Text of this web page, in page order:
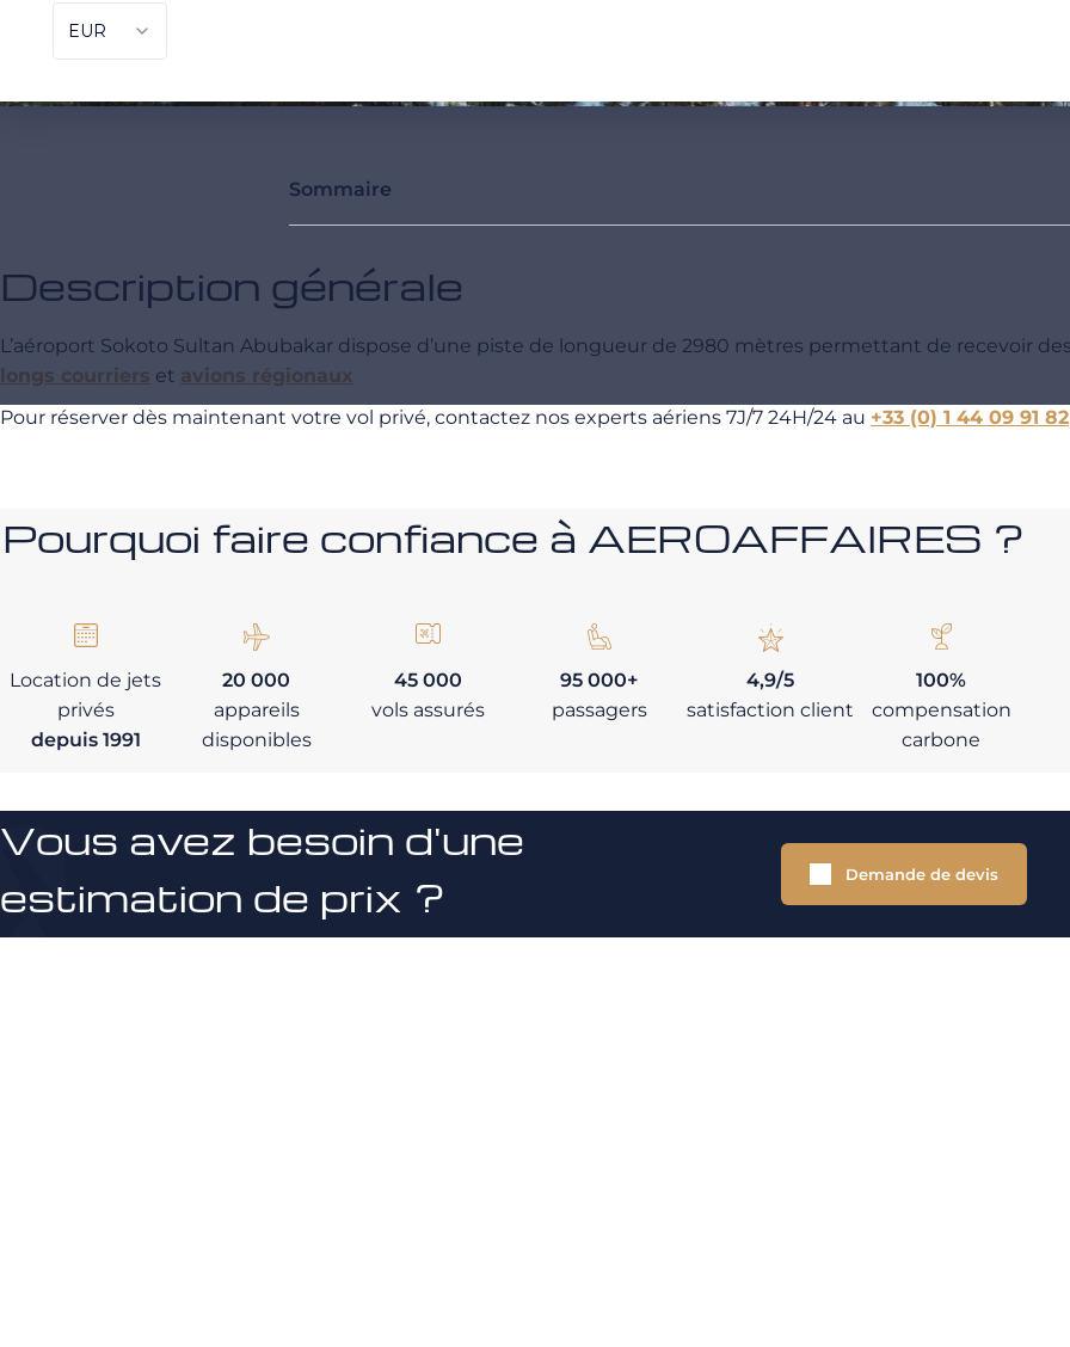
Sommaire
Description générale
L’aéroport Sokoto Sultan Abubakar dispose d’une piste de longueur de 2980 mètres permettant de recevoir
longs courriers et avions régionaux
Pour réserver dès maintenant votre vol privé, contactez nos experts aériens 7J/7 24H/24 au +33 (0) 1 44 09 91 82
Pourquoi faire confiance à AEROAFFAIRES ?
Location de jets
privés
depuis 1991
20 000
appareils
disponibles
45 000
vols assurés
95 000+
passagers
4,9/5
satisfaction client
100%
compensation
carbone
Vous avez besoin d'une
estimation de prix ?
Demande de devis